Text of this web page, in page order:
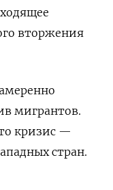
вторжения
мигрантов.
кризис —
стран.